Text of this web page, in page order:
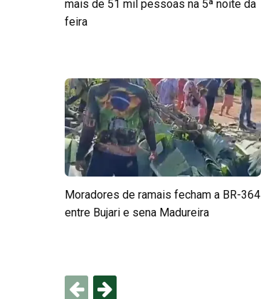
mais de 51 mil pessoas na 5ª noite da
feira
Moradores de ramais fecham a BR-364
entre Bujari e sena Madureira